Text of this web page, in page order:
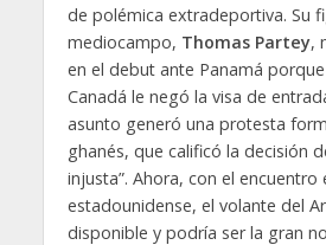
de polémica extradeportiva. Su
mediocampo, Thomas Partey,
en el debut ante Panamá
Canadá le negó la visa de
asunto generó una protesta
ghanés, que calificó la decisión
injusta”. Ahora, con el encuentro
estadounidense, el volante del
disponible y podría ser la gran